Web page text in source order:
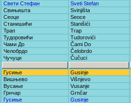
Свети Стефан
Sveti Stefan
Свињишта
Svinjišta
Сеоце
Seoce
Станишићи
Stanišići
Трап
Trap
Тудоровићи
Tudorovići
Чами До
Čami Do
Челобрдо
Čelobrdo
Чучуци
Čučuci
Гусиње
Gusinje
Вишњево
Višnjevo
Вусање
Vusanje
Грнчар
Grnčar
Гусиње
Gusinje